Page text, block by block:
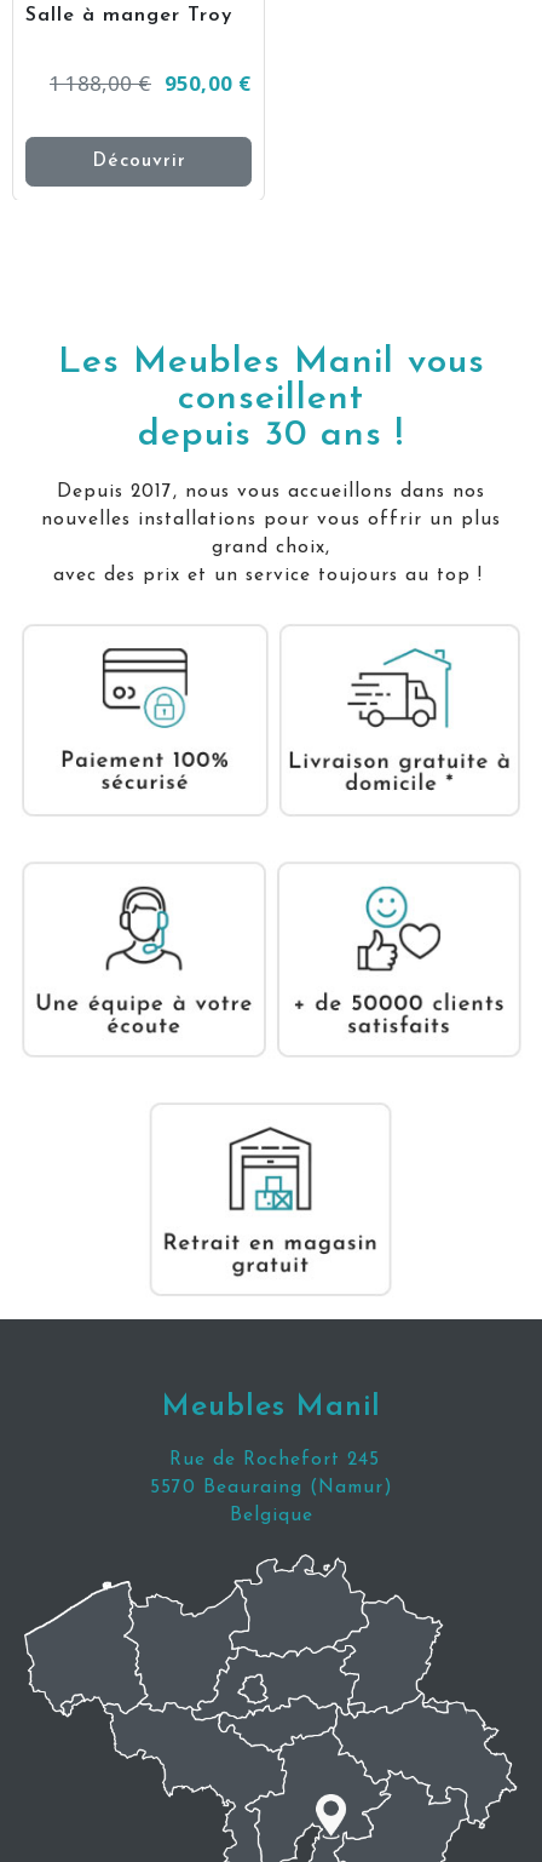
Salle à manger Troy
1 188,00 € 950,00 €
Découvrir
Les Meubles Manil vous
conseillent
depuis 30 ans !
Depuis 2017, nous vous accueillons dans nos
nouvelles installations pour vous offrir un plus
grand choix,
avec des prix et un service toujours au top !
Meubles Manil
Rue de Rochefort 245
5570 Beauraing (Namur)
Belgique